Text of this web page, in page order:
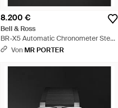
8.200 €
Bell & Ross
BR-X5 Automatic Chronometer Steel
Watch - Schwarz
Von MR PORTER